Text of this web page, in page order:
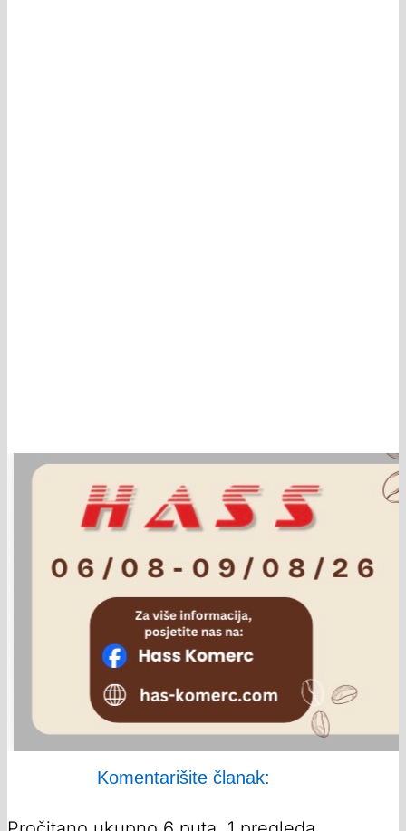
Komentarišite članak: